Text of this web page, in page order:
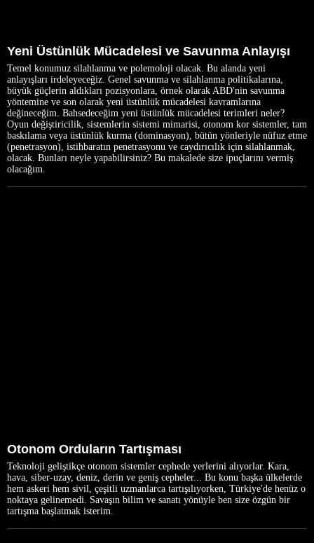
Yeni Üstünlük Mücadelesi ve Savunma Anlayışı
Temel konumuz silahlanma ve polemoloji olacak. Bu alanda yeni
anlayışları irdeleyeceğiz. Genel savunma ve silahlanma politikalarına,
büyük güçlerin aldıkları pozisyonlara, örnek olarak ABD'nin savunma
yöntemine ve son olarak yeni üstünlük mücadelesi kavramlarına
değineceğim. Bahsedeceğim yeni üstünlük mücadelesi terimleri neler?
Oyun değiştiricilik, sistemlerin sistemi mimarisi, otonom kor sistemler, tam
baskılama veya üstünlük kurma (dominasyon), bütün yönleriyle nüfuz etme
(penetrasyon), istihbaratın penetrasyonu ve caydırıcılık için silahlanmak,
olacak. Bunları neyle yapabilirsiniz? Bu makalede size ipuçlarını vermiş
olacağım.
Otonom Orduların Tartışması
Teknoloji geliştikçe otonom sistemler cephede yerlerini alıyorlar. Kara,
hava, siber-uzay, deniz, derin ve geniş cepheler... Bu konu başka ülkelerde
hem askeri hem sivil, çeşitli uzmanlarca tartışılıyorken, Türkiye'de henüz o
noktaya gelinemedi. Savaşın bilim ve sanatı yönüyle ben size özgün bir
tartışma başlatmak isterim.